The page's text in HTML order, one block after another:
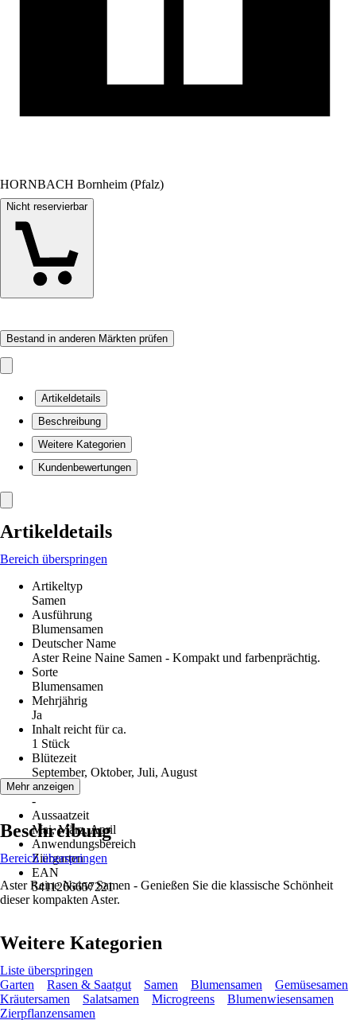
HORNBACH Bornheim (Pfalz)
Nicht reservierbar
Bestand in anderen Märkten prüfen
Artikeldetails
Beschreibung
Weitere Kategorien
Kundenbewertungen
Artikeldetails
Bereich überspringen
Artikeltyp
Samen
Ausführung
Blumensamen
Deutscher Name
Aster Reine Naine Samen - Kompakt und farbenprächtig.
Sorte
Blumensamen
Mehrjährig
Ja
Inhalt reicht für ca.
1 Stück
Blütezeit
September, Oktober, Juli, August
Erntezeit
-
Aussaatzeit
Mai, März, April
Anwendungsbereich
Ziergarten
EAN
5411266657221
Mehr anzeigen
Beschreibung
Bereich überspringen
Aster Reine Naine Samen - Genießen Sie die klassische Schönheit
dieser kompakten Aster.
Weitere Kategorien
Liste überspringen
Garten
Rasen & Saatgut Samen Blumensamen
Gemüsesamen
Kräutersamen
Salatsamen Microgreens
Blumenwiesensamen
Zierpflanzensamen